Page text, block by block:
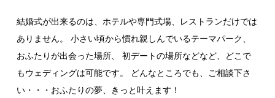
結婚式が出来るのは、ホテルや専門式場、レストランだけでは
ありません。
小さい頃から慣れ親しんでいるテーマパーク、
おふたりが出会った場所、
初デートの場所などなど、どこで
もウェディングは可能です。
どんなところでも、ご相談下さ
い・・・おふたりの夢、きっと叶えます！